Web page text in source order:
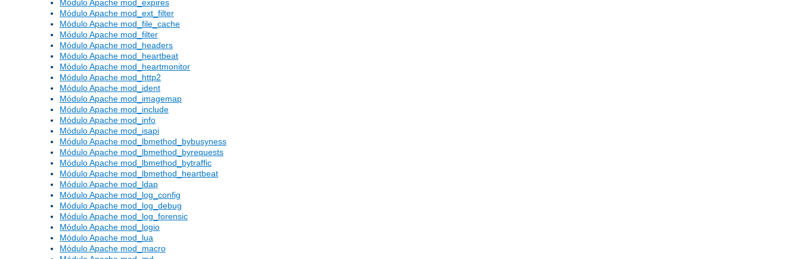
Módulo Apache mod_expires
Módulo Apache mod_ext_filter
Módulo Apache mod_file_cache
Módulo Apache mod_filter
Módulo Apache mod_headers
Módulo Apache mod_heartbeat
Módulo Apache mod_heartmonitor
Módulo Apache mod_http2
Módulo Apache mod_ident
Módulo Apache mod_imagemap
Módulo Apache mod_include
Módulo Apache mod_info
Módulo Apache mod_isapi
Módulo Apache mod_lbmethod_bybusyness
Módulo Apache mod_lbmethod_byrequests
Módulo Apache mod_lbmethod_bytraffic
Módulo Apache mod_lbmethod_heartbeat
Módulo Apache mod_ldap
Módulo Apache mod_log_config
Módulo Apache mod_log_debug
Módulo Apache mod_log_forensic
Módulo Apache mod_logio
Módulo Apache mod_lua
Módulo Apache mod_macro